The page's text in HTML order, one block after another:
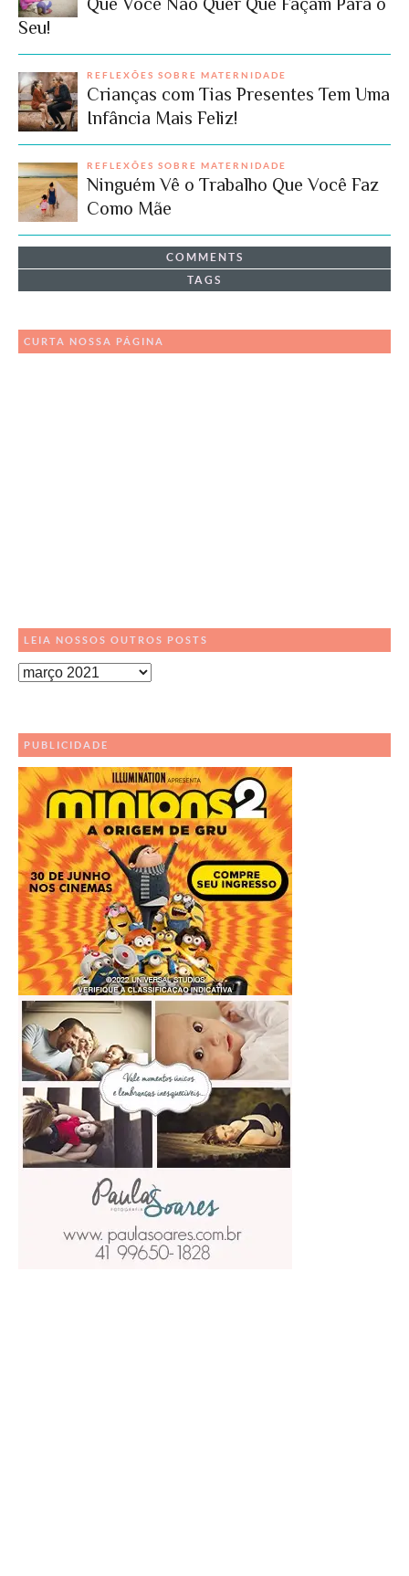
Seu!
REFLEXÕES SOBRE MATERNIDADE
Crianças com Tias Presentes Tem Uma
Infância Mais Feliz!
REFLEXÕES SOBRE MATERNIDADE
Ninguém Vê o Trabalho Que Você Faz
Como Mãe
COMMENTS
TAGS
CURTA NOSSA PÁGINA
LEIA NOSSOS OUTROS POSTS
Leia
Posts
PUBLICIDADE